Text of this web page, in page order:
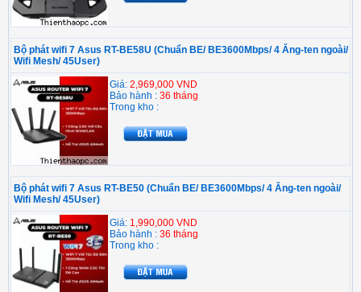
Bộ phát wifi 7 Asus RT-BE58U (Chuẩn BE/ BE3600Mbps/ 4 Ăng-ten ngoài/
Wifi Mesh/ 45User)
Giá: 2,969,000 VND
Bảo hành : 36 tháng
Trong kho :
Bộ phát wifi 7 Asus RT-BE50 (Chuẩn BE/ BE3600Mbps/ 4 Ăng-ten ngoài/
Wifi Mesh/ 45User)
Giá: 1,990,000 VND
Bảo hành : 36 tháng
Trong kho :